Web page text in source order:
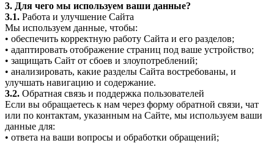
3. Для чего мы используем ваши данные?
3.1. Работа и улучшение Сайта
Мы используем данные, чтобы:
• обеспечить корректную работу Сайта и его разделов;
• адаптировать отображение страниц под ваше устройство;
• защищать Сайт от сбоев и злоупотреблений;
• анализировать, какие разделы Сайта востребованы, и
улучшать навигацию и содержание.
3.2. Обратная связь и поддержка пользователей
Если вы обращаетесь к нам через форму обратной связи, чат
или по контактам, указанным на Сайте, мы используем ваши
данные для:
• ответа на ваши вопросы и обработки обращений;